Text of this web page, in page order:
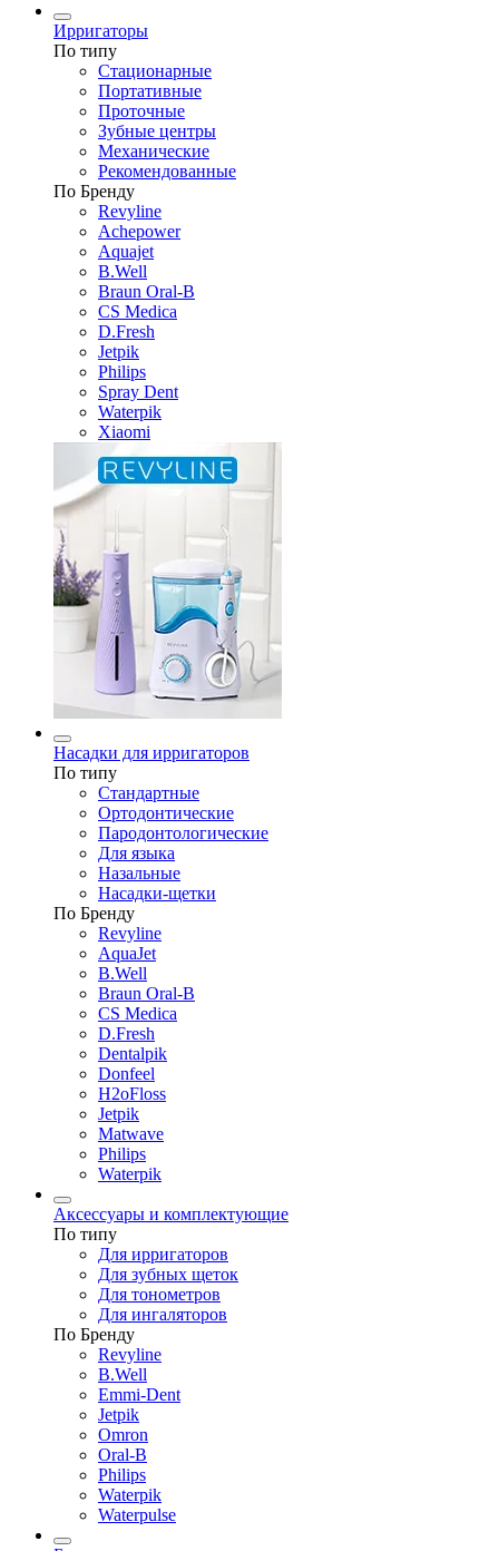
Ирригаторы
По типу
Стационарные
Портативные
Проточные
Зубные центры
Механические
Рекомендованные
По Бренду
Revyline
Achepower
Aquajet
B.Well
Braun Oral-B
CS Medica
D.Fresh
Jetpik
Philips
Spray Dent
Waterpik
Xiaomi
Насадки для ирригаторов
По типу
Стандартные
Ортодонтические
Пародонтологические
Для языка
Назальные
Насадки-щетки
По Бренду
Revyline
AquaJet
B.Well
Braun Oral-B
CS Medica
D.Fresh
Dentalpik
Donfeel
H2oFloss
Jetpik
Matwave
Philips
Waterpik
Аксессуары и комплектующие
По типу
Для ирригаторов
Для зубных щеток
Для тонометров
Для ингаляторов
По Бренду
Revyline
B.Well
Emmi-Dent
Jetpik
Omron
Oral-B
Philips
Waterpik
Waterpulse